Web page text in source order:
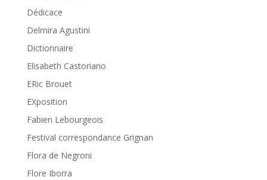
Dédicace
Delmira Agustini
Dictionnaire
Elisabeth Castoriano
ERic Brouet
EXposition
Fabien Lebourgeois
Festival correspondance Grignan
Flora de Negroni
Flore Iborra